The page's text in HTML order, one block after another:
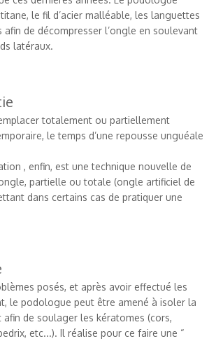
le fil d’acier malléable, les languettes
de décompresser l’ongle en soulevant
latéraux.
totalement ou partiellement
le temps d’une repousse unguéale
, enfin, est une technique nouvelle de
partielle ou totale (ongle artificiel de
dans certains cas de pratiquer une
posés, et après avoir effectué les
le podologue peut être amené à isoler la
de soulager les kératomes (cors,
etc...). Il réalise pour ce faire une “